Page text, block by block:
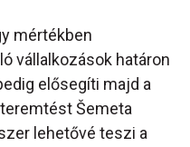
mértékben
vállalkozások határon
elősegíti majd a
Šemeta
lehetővé teszi a